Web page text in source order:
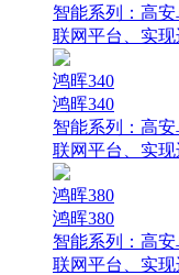
智能系列： 高
联网平台、实
鸿晖340
鸿晖340
智能系列： 高
联网平台、实
鸿晖380
鸿晖380
智能系列： 高
联网平台、实